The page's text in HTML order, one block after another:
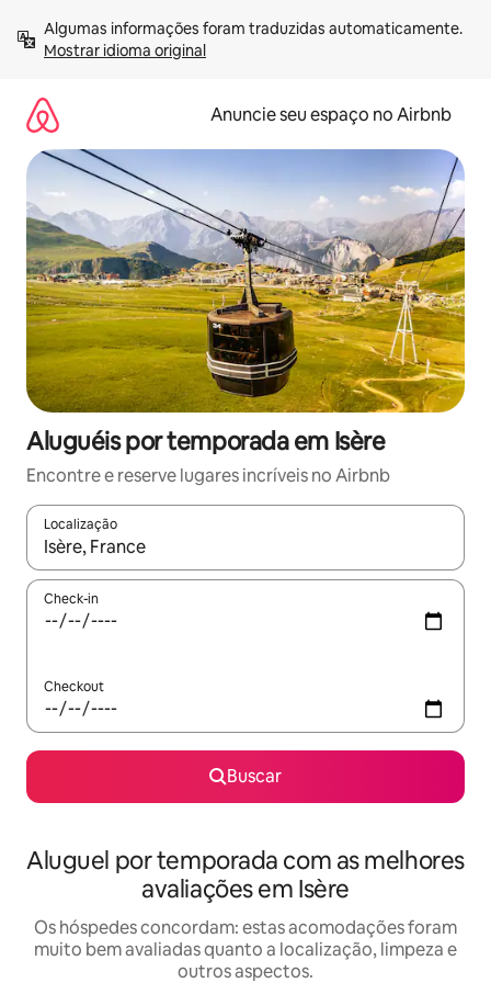
para
Mostrar idioma original
Anuncie seu espaço no Airbnb
Aluguéis por temporada em Isère
Encontre e reserve lugares incríveis no Airbnb
Localização
Quando os resultados estiverem disponíveis, explore-os
Check-in
Checkout
Buscar
Aluguel por temporada com as melhores
avaliações em Isère
Os hóspedes concordam: estas acomodações foram
muito bem avaliadas quanto a localização, limpeza e
outros aspectos.